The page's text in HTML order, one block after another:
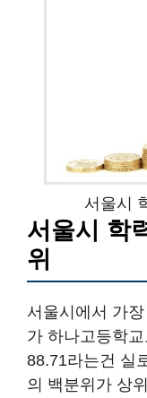
서울시
서울시 학
위
서울시에서 가
가 하나고등학
88.71라는건 실
의 백분위가 상